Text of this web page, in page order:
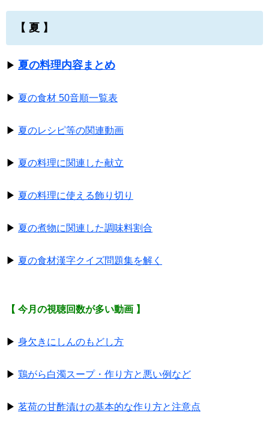
【 夏 】
▶ 夏の料理内容まとめ
▶ 夏の食材 50音順一覧表
▶ 夏のレシピ等の関連動画
▶ 夏の料理に関連した献立
▶ 夏の料理に使える飾り切り
▶ 夏の煮物に関連した調味料割合
▶ 夏の食材漢字クイズ問題集を解く
【 今月の視聴回数が多い動画 】
▶ 身欠きにしんのもどし方
▶ 鶏がら白濁スープ・作り方と悪い例など
▶ 茗荷の甘酢漬けの基本的な作り方と注意点